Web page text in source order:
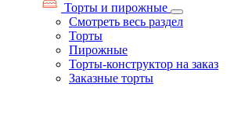
Торты и пирожные
Смотреть весь раздел
Торты
Пирожные
Торты-конструктор на заказ
Заказные торты